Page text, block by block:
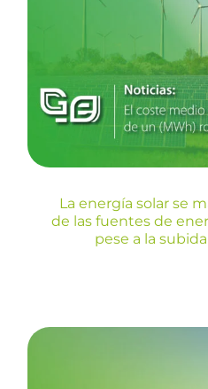
como una de
energía más
a la subida
La energía solar se
de las fuentes de
pese a la